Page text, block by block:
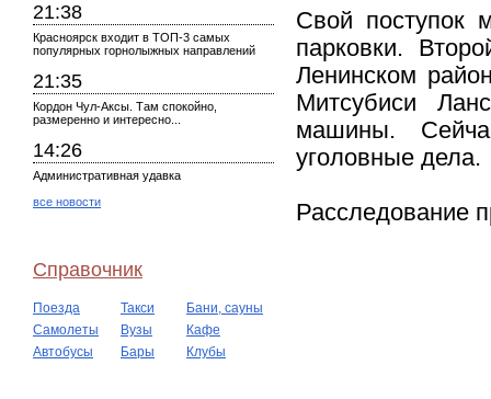
21:38
Красноярск входит в ТОП-3 самых
популярных горнолыжных направлений
21:35
Кордон Чул-Аксы. Там спокойно,
размеренно и интересно...
14:26
Административная удавка
все новости
Справочник
Поезда Такси
Бани, сауны
Самолеты
Вузы
Кафе
Автобусы
Бары Клубы
Свой поступок
парковки.
Ленинском
Митсубиси
машины.
уголовные дела.
Расследование